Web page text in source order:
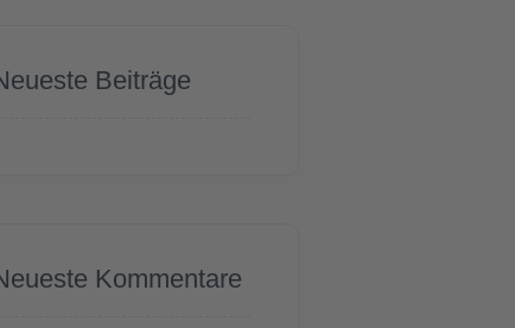
Beiträge
Kommentare